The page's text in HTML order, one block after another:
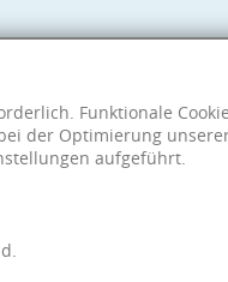
Funktionale
der Optimierung
aufgeführt.